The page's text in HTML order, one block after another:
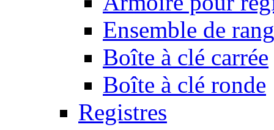
Ensemble de
Boîte à clé carrée
Boîte à clé ronde
Registres